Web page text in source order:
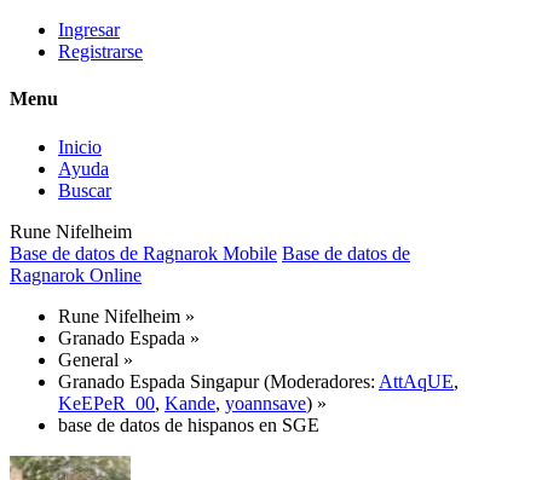
Ingresar
Registrarse
Menu
Inicio
Ayuda
Buscar
Rune Nifelheim
Base de datos de Ragnarok Mobile Base de datos de
Ragnarok Online
Rune Nifelheim »
Granado Espada »
General »
Granado Espada Singapur(Moderadores: AttAqUE,
KeEPeR_00, Kande, yoannsave) »
base de datos de hispanos en SGE